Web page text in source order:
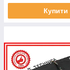
Купити